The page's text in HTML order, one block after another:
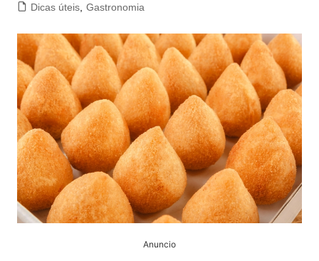
Dicas úteis, Gastronomia
Anuncio